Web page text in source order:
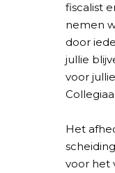
fiscalist
nemen
door
jullie
voor
Het
voor het